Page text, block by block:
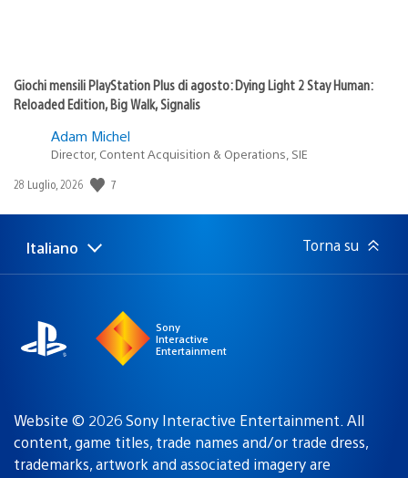
Giochi mensili PlayStation Plus di agosto: Dying Light 2 Stay Human:
Reloaded Edition, Big Walk, Signalis
Adam Michel
Director, Content Acquisition & Operations, SIE
Data
pubblicazione:
28 Luglio, 2026 7
Seleziona
una
Regione
attuale:
Italiano Torna su
Sony
Interactive
Entertainment
Website © 2026 Sony Interactive Entertainment. All
content, game titles, trade names and/or trade dress,
trademarks, artwork and associated imagery are